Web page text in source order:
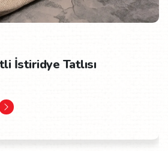
İstiridye Tatlısı